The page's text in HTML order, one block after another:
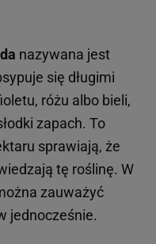
nazywana jest
się długimi
różu albo bieli,
zapach. To
sprawiają, że
tę roślinę. W
zauważyć
jednocześnie.